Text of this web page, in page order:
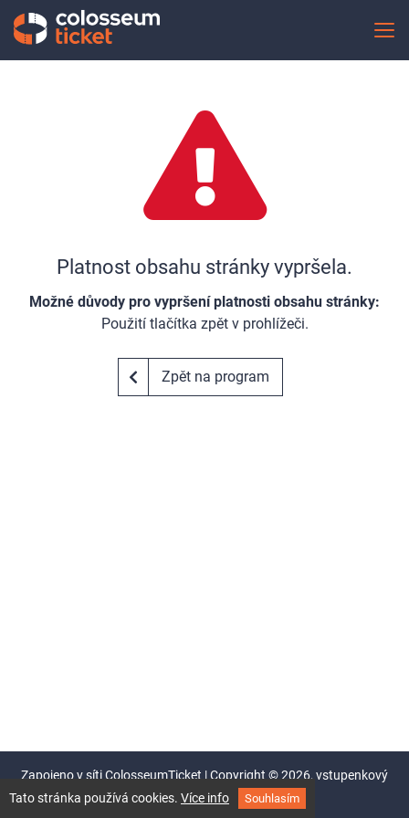
Tato stránka používá cookies. Více info Souhlasím
Platnost obsahu stránky vypršela.
Možné důvody pro vypršení platnosti obsahu stránky:
Použití tlačítka zpět v prohlížeči.
Zpět na program
Zapojeno v sítiColosseumTicket |Copyright ©2026, vstupenkový
systém Colosseum